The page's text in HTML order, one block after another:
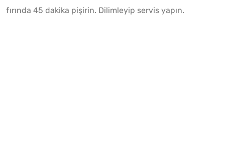
fırında 45 dakika pişirin. Dilimleyip servis yapın.